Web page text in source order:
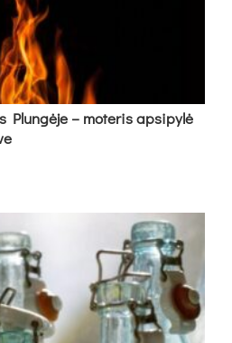
– mo­te­ris ap­si­py­lė